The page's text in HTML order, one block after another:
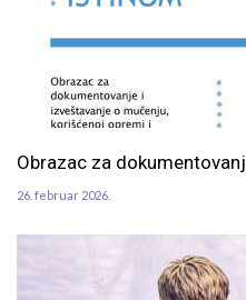
Obrazac za
26. februar 2026.